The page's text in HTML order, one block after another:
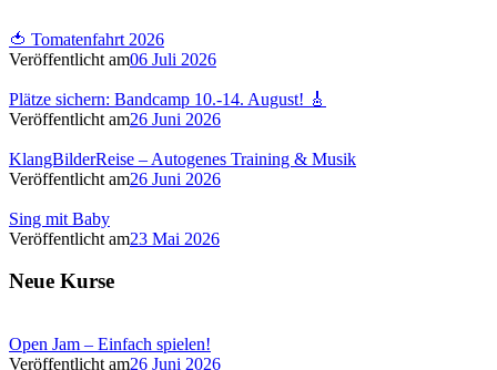
🍅 Tomatenfahrt 2026
Veröffentlicht am06 Juli 2026
Plätze sichern: Bandcamp 10.-14. August! 🎸
Veröffentlicht am26 Juni 2026
KlangBilderReise – Autogenes Training & Musik
Veröffentlicht am26 Juni 2026
Sing mit Baby
Veröffentlicht am23 Mai 2026
Neue Kurse
Open Jam – Einfach spielen!
Veröffentlicht am26 Juni 2026